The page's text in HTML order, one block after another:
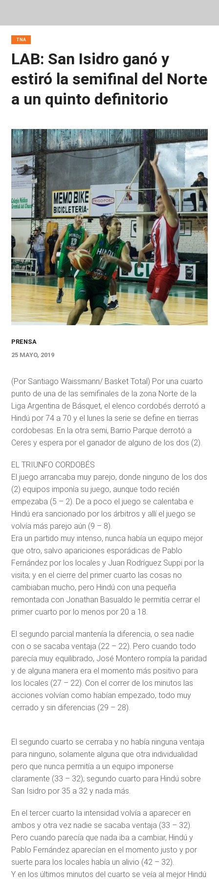
TNA
LAB: San Isidro ganó y
estiró la semifinal del Norte
a un quinto definitorio
PRENSA
25 MAYO, 2019
(Por Santiago Waissmann/ Basket Total) Por una cuarto
punto de una de las semifinales de la zona Norte de la
Liga Argentina de Básquet, el elenco cordobés derrotó a
Hindú por 74 a 70 y el lunes la serie se define en tierras
cordobesas. En la otra semi, Barrio Parque derrotó a
Ceres y espera por el ganador de alguno de los dos (2).
EL TRIUNFO CORDOBÉS
El juego arrancaba muy parejo, donde ninguno de los dos
(2) equipos imponía su juego, aunque todo recién
empezaba (5 – 2). De a poco el juego se calentaba e
Hindú era sancionado por los árbitros y allí el juego se
volvía más parejo aún (9 – 8).
Era un partido muy intenso, nunca había un equipo mejor
que otro, salvo apariciones esporádicas de Pablo
Fernández por los locales y Juan Rodríguez Suppi por la
visita; y en el cierre del primer cuarto las cosas no
cambiaban mucho, pero Hindú con una pequeña
remontada con Jonathan Basualdo le permitía cerrar el
primer cuarto por lo menos por 20 a 18.
El segundo parcial mantenía la diferencia, o sea nadie
con o se sacaba ventaja (22 – 22). Pero cuando todo
parecía muy equilibrado, José Montero rompía la paridad
y de alguna manera era el momento más positivo para
los locales (27 – 22). Con el correr de los minutos las
acciones volvían como habían empezado, todo muy
cerrado y sin diferencias (29 – 28).
El segundo cuarto se cerraba y no había ninguna ventaja
para ninguno, solamente alguna que otra individualidad
pero que nunca permitía a un equipo imponerse
claramente (33 – 32); segundo cuarto para Hindú sobre
San Isidro por 35 a 32 y nada más.
En el tercer cuarto la intensidad volvía a aparecer en
ambos y otra vez nadie se sacaba ventaja (33 – 32).
Pero cuando parecía que nada iba a cambiar, Hindú y
Pablo Fernández aparecían en el momento justo y por
suerte para los locales había un alivio (42 – 32).
Y en los últimos minutos del cuarto se veía al mejor Hindú